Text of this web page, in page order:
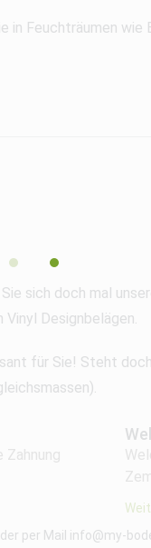
in Feuchträumen wie
sich doch mal
Designbelägen.
für Sie! Steht
Zahnung
per Mail info@my-